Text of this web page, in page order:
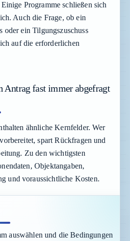
Programme schließen sich
Auch die Frage, ob ein
oder ein Tilgungszuschuss
auf die erforderlichen
Antrag fast immer abgefragt
ähnliche Kernfelder. Wer
spart Rückfragen und
Zu den wichtigsten
Objektangaben,
und voraussichtliche Kosten.
auswählen und die Bedingungen